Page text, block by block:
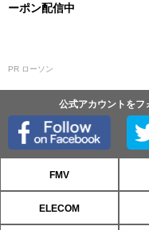
ーポン配信中
PR ローソン
公式アカウントをフ
FMV
ELECOM